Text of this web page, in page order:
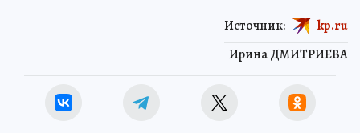
Ирина ДМИТРИЕВА
Источник: kp.ru